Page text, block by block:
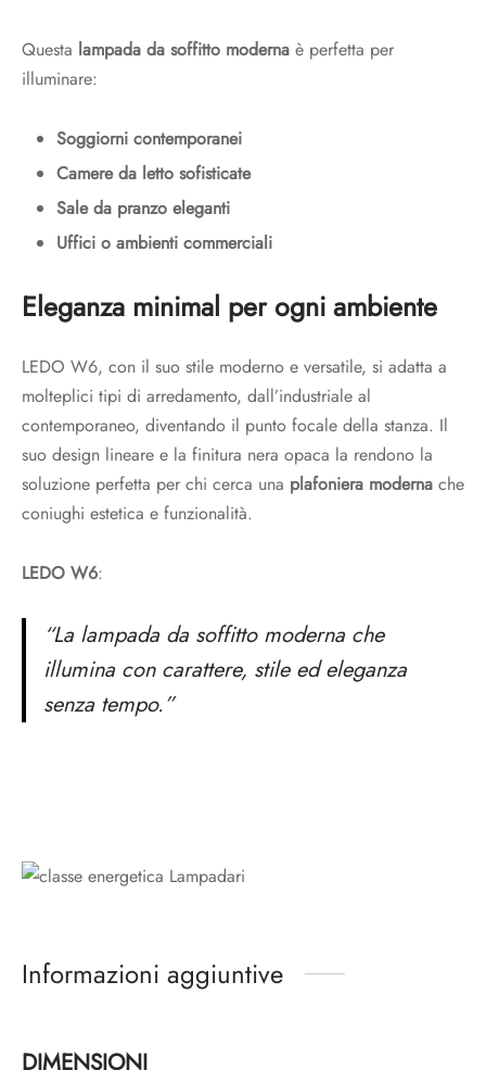
Questa lampada da soffitto moderna è perfetta per
illuminare:
Soggiorni contemporanei
Camere da letto sofisticate
Sale da pranzo eleganti
Uffici o ambienti commerciali
Eleganza minimal per ogni ambiente
LEDO W6, con il suo stile moderno e versatile, si adatta a
molteplici tipi di arredamento, dall’industriale al
contemporaneo, diventando il punto focale della stanza. Il
suo design lineare e la finitura nera opaca la rendono la
soluzione perfetta per chi cerca una plafoniera moderna che
coniughi estetica e funzionalità.
LEDO W6:
“La lampada da soffitto moderna che
illumina con carattere, stile ed eleganza
senza tempo.”
Informazioni aggiuntive
DIMENSIONI